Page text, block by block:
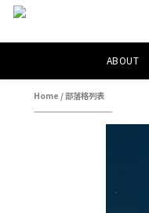
ABOUT
Home /部落格列表